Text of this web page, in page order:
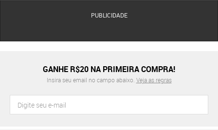
PUBLICIDADE
GANHE R$20 NA PRIMEIRA COMPRA!
Insira seu email no campo abaixo. Veja as regras